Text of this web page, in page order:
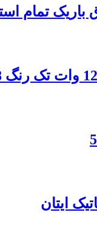
تمام استیل 25
ایتان